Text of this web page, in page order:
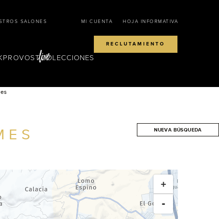
SALONES MI CUENTA HOJA INFORMATIVA
RECLUTAMIENTO
COLECCIONES
NUEVA BÚSQUEDA
+
-